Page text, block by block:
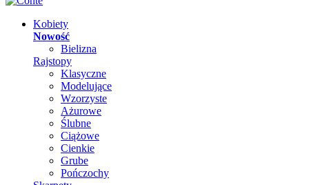
Kobiety
Nowość
Bielizna
Rajstopy
Klasyczne
Modelujące
Wzorzyste
Ażurowe
Ślubne
Ciążowe
Cienkie
Grube
Pończochy